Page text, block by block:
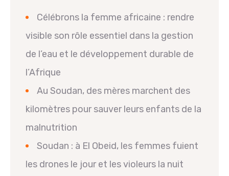
Célébrons la femme africaine : rendre
visible son rôle essentiel dans la gestion
de l’eau et le développement durable de
l’Afrique
Au Soudan, des mères marchent des
kilomètres pour sauver leurs enfants de la
malnutrition
Soudan : à El Obeid, les femmes fuient
les drones le jour et les violeurs la nuit